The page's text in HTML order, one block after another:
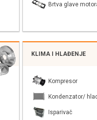
Brtva glave
KLIMA I HLAĐENJE
Kompresor
Kondenzator/
Isparivač